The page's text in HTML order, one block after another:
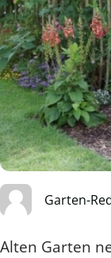
Garten-
Alten Garten